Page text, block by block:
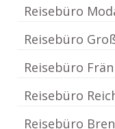
Reisebüro
Reisebüro
Reisebüro
Reisebüro
Reisebüro